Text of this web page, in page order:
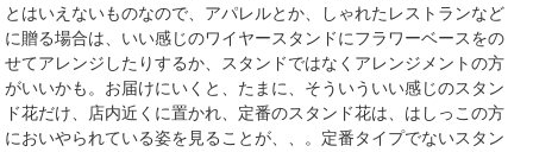
とはいえないものなので、アパレルとか、しゃれたレストランなど
に贈る場合は、いい感じのワイヤースタンドにフラワーベースをの
せてアレンジしたりするか、スタンドではなくアレンジメントの方
がいいかも。お届けにいくと、たまに、そういういい感じのスタン
ド花だけ、店内近くに置かれ、定番のスタンド花は、はしっこの方
においやられている姿を見ることが、、。定番タイプでないスタン